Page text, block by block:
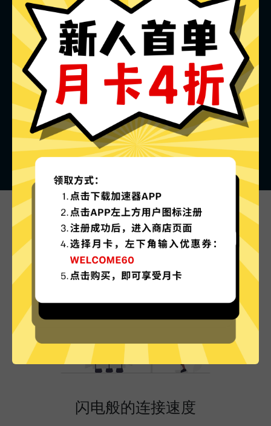
海鸥加速器的特色
闪电般的连接速度